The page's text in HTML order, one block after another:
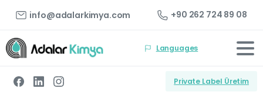
info@adalarkimya.com +90 262 724 89 08
Languages
Private Label Üretim